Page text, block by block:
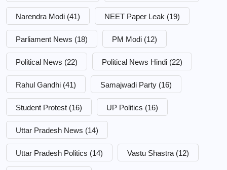
Narendra Modi (41) NEET Paper Leak (19)
Parliament News (18) PM Modi (12)
Political News (22) Political News Hindi (22)
Rahul Gandhi (41) Samajwadi Party (16)
Student Protest (16) UP Politics (16)
Uttar Pradesh News (14)
Uttar Pradesh Politics (14) Vastu Shastra (12)